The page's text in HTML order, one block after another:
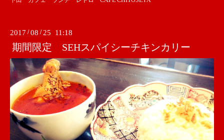
2017 /08 /25 11:18
期間限定 SEHスパイシーチキンカリー